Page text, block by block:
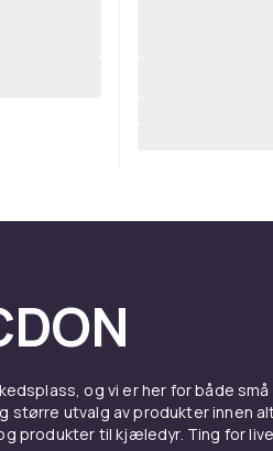
og vi er her for både
større utvalg av produkter innen
produkter til kjæledyr. Ting for